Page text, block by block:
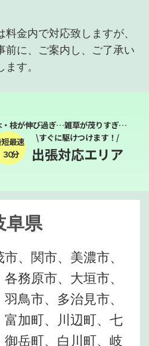
金内で対応致しますが、
前に、ご案内し、ご了承い
す。
・枝が伸び過ぎ…雑草が茂りすぎ…
最速
３０分
\すぐに駆けつけます！/
出張対応エリア
阜県
、関市、美濃市、
務原市、大垣市、
鳥市、多治見市、
加町、川辺町、七
岳町、白川町、岐